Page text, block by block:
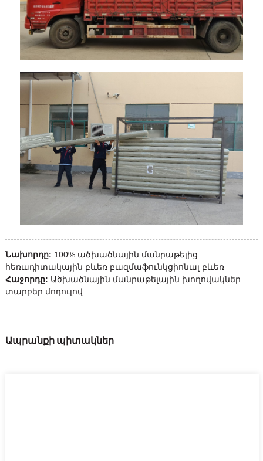
Նախորդը: 100% ածխածնային մանրաթելից
հեռադիտակային բևեռ բազմաֆունկցիոնալ բևեռ
Հաջորդը: Ածխածնային մանրաթելային խողովակներ
տարբեր մոդուլով
Ապրանքի պիտակներ